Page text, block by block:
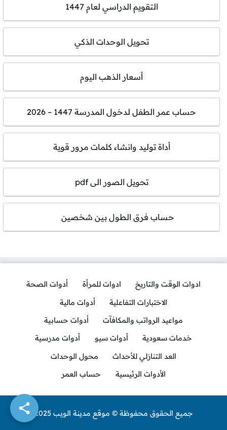
التقويم الدراسي لعام 1447
تحويل الوحدات الذكي
أسعار الذهب اليوم
حساب عمر الطفل لدخول المدرسة 1447 – 2026
أداة توليد وانشاء كلمات مرور قوية
تحويل الصور الى pdf
حساب فرق الطول بين شخصين
ادوات الوقت والتاريخ ادوات للمرأة
أدوات الصحة
الاختبارات التفاعلية
أدوات مالية
مواعيد الرواتب والمكافآت
أدوات حسابية
خدمات سعودية
أدوات سيو
أدوات مدرسية
العد التنازلي للأحداث
محول الوحدات
الأدوات الرئيسية
حساب العمر
جميع الحقوق محفوظة © موقع مدينة الويب 2025